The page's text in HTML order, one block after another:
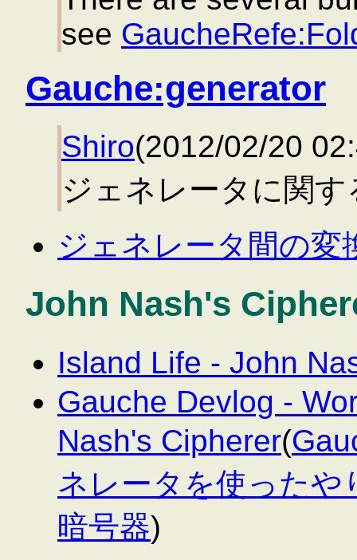
see
Gauche:generator
Shiro(2012/02/20
ジェネレータに関
ジェネレータ間の変
John Nash's
Island Life - John
Gauche Devlog -
Nash's Cipherer(
ネレータを使った
暗号器)